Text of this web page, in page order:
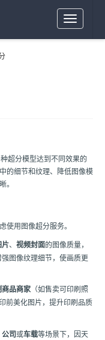
Toggle
navigation
超分模型达到不同效果的
的细节和纹理、降低图像模
。
使用图像超分服务。
片、 视频封面的图像质量，
图像纹理细节，使画质更
商品商家 （如售卖可印刷照
前美化图片，提升印刷品质
公司或车载等场景下，因天